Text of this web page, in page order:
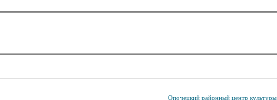
Опочецкий районный центр культуры